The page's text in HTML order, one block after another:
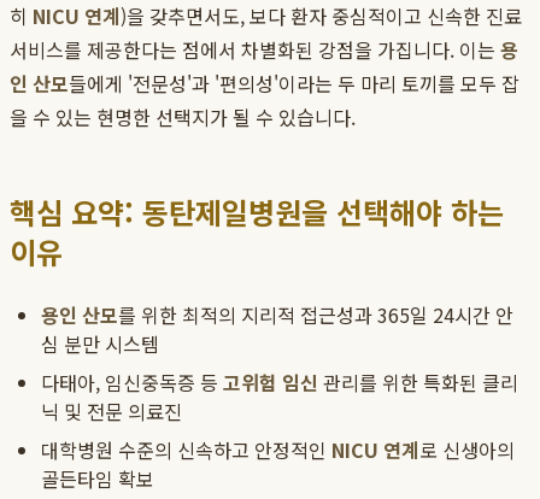
히 NICU 연계)을 갖추면서도, 보다 환자 중심적이고 신속한 진료
서비스를 제공한다는 점에서 차별화된 강점을 가집니다. 이는 용
인 산모들에게 '전문성'과 '편의성'이라는 두 마리 토끼를 모두 잡
을 수 있는 현명한 선택지가 될 수 있습니다.
핵심 요약: 동탄제일병원을 선택해야 하는
이유
용인 산모를 위한 최적의 지리적 접근성과 365일 24시간 안
심 분만 시스템
다태아, 임신중독증 등 고위험 임신 관리를 위한 특화된 클리
닉 및 전문 의료진
대학병원 수준의 신속하고 안정적인 NICU 연계로 신생아의
골든타임 확보